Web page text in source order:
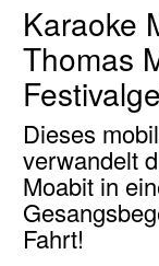
Karaoke
Thomas
Dieses
verwandelt
Moabit in
Fahrt!